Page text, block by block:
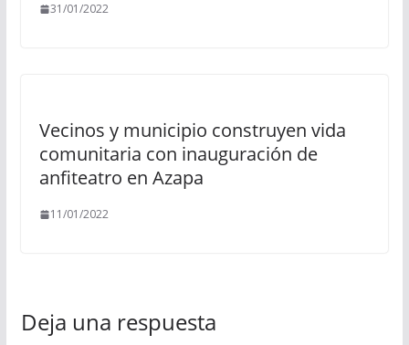
31/01/2022
Vecinos y municipio construyen vida
comunitaria con inauguración de
anfiteatro en Azapa
11/01/2022
Deja una respuesta